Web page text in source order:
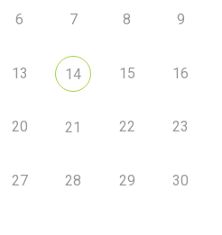
6 7 8 9
13 14 15 16
20 21 22 23
27 28 29 30